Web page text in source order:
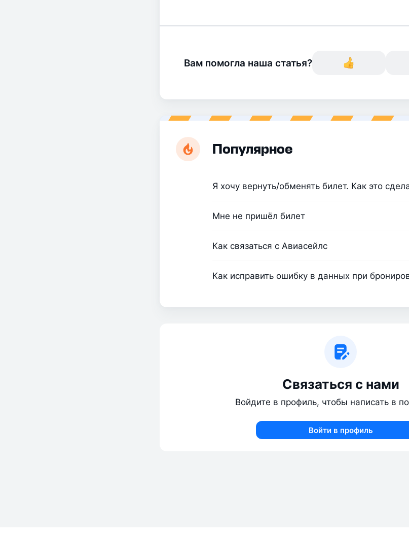
Вам помогла наша статья?
Популярное
Я хочу вернуть/обменять билет. Как это
Мне не пришёл билет
Как связаться с Авиасейлс
Как исправить ошибку в данных при
Связаться с нами
Войдите в профиль, чтобы написать в
Войти в профиль